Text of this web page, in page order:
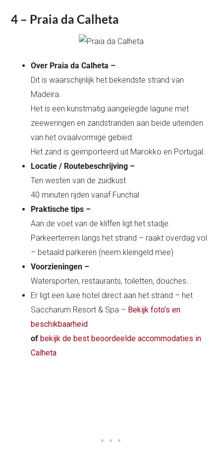
4 – Praia da Calheta
Over Praia da Calheta –
Dit is waarschijnlijk het bekendste strand van
Madeira.
Het is een kunstmatig aangelegde lagune met
zeeweringen en zandstranden aan beide uiteinden
van het ovaalvormige gebied.
Het zand is geïmporteerd uit Marokko en Portugal.
Locatie / Routebeschrijving –
Ten westen van de zuidkust
40 minuten rijden vanaf Funchal
Praktische tips –
Aan de voet van de kliffen ligt het stadje.
Parkeerterrein langs het strand – raakt overdag vol
– betaald parkeren (neem kleingeld mee)
Voorzieningen –
Watersporten, restaurants, toiletten, douches…
Er ligt een luxe hotel direct aan het strand – het
Saccharum Resort & Spa – Bekijk foto’s en
beschikbaarheid
ofbekijk de best beoordeelde accommodaties in
Calheta